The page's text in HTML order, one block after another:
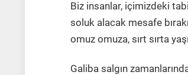
Biz insanlar, içimizdeki
soluk alacak mesafe
omuz omuza, sırt sırta
Galiba salgın